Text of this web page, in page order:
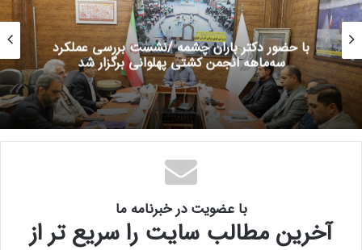
تغییرات از درجه اعتبار ساقط می باشد و الباقی مدیران کمیته ها
در جلسات آتی معرفی خواهند شد.
کپی لینک
با حضور دکتر باران چشمه /نشست بررسی عملکرد
سه‌ماهه انجمن کشتی پهلوانی برگزار شد
با عضویت در خبرنامه ما
آخرین مطالب سایت را سریع تر از